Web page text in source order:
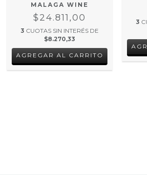
MALAGA WINE
$24.811,00
3 CUOTAS SIN INTERÉS DE
$8.270,33
3